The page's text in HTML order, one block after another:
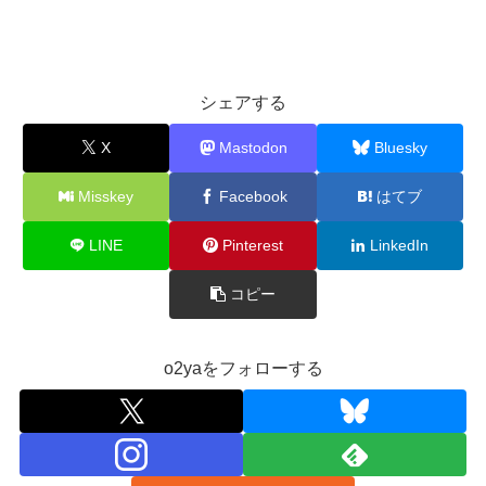
シェアする
X Mastodon Bluesky
Misskey Facebook はてブ
LINE Pinterest LinkedIn
コピー
o2yaをフォローする